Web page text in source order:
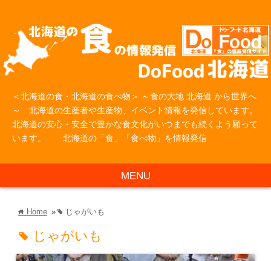
＜北海道の食・北海道の食べ物＞ ～食の大地 北海道 から世界へ
～ 北海道の生産者や生産物、イベント情報を発信しています。
北海道の安心・安全で豊かな食文化がいつまでも続くよう願って
います。 北海道の「食」「食べ物」を情報発信
MENU
home Home » tag じゃがいも
tag じゃがいも